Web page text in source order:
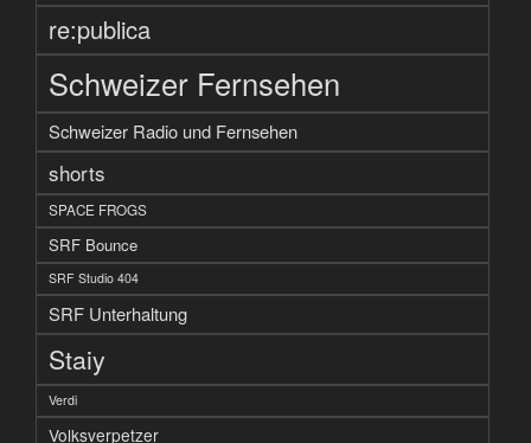
re:publica
Schweizer Fernsehen
Schweizer Radio und Fernsehen
shorts
SPACE FROGS
SRF Bounce
SRF Studio 404
SRF Unterhaltung
Staiy
Verdi
Volksverpetzer